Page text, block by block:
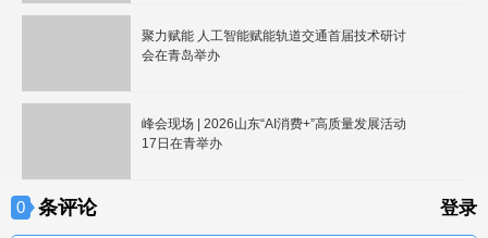
聚力赋能 人工智能赋能轨道交通首届技术研讨
会在青岛举办
峰会现场 | 2026山东“AI消费+”高质量发展活动
17日在青举办
0 条评论 登录